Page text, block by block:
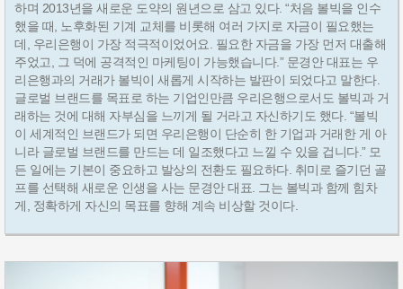
하며 2013년을 새로운 도약의 원년으로 삼고 있다. “처음 볼빅을 인수
했을 때, 노후화된 기계 교체를 비롯해 여러 가지로 자금이 필요했는
데, 우리은행이 가장 적극적이었어요. 필요한 자금을 가장 먼저 대출해
주었고, 그 덕에 공격적인 마케팅이 가능했습니다.” 문경안 대표는 우
리은행과의 거래가 볼빅이 새롭게 시작하는 발판이 되었다고 말한다.
글로벌 브랜드를 목표로 하는 기업인만큼 우리은행으로서도 볼빅과 거
래하는 것에 대해 자부심을 느끼게 될 거라고 자신하기도 했다. “볼빅
이 세계적인 브랜드가 되면 우리은행이 단순히 한 기업과 거래한 게 아
니라 글로벌 브랜드를 만드는 데 일조했다고 느낄 수 있을 겁니다.” 모
든 일에는 기본이 중요하고 발상의 전환도 필요하다. 취미로 즐기던 골
프를 선택해 새로운 인생을 사는 문경안 대표. 그는 볼빅과 함께 힘차
게, 정확하게 자신의 목표를 향해 계속 비상할 것이다.